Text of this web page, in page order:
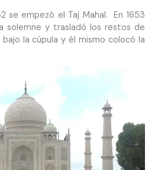
se empezó el Taj Mahal. En 1653
solemne y trasladó los restos de
la cúpula y él mismo colocó la